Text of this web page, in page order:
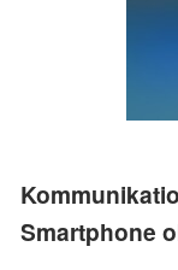
Smartphone